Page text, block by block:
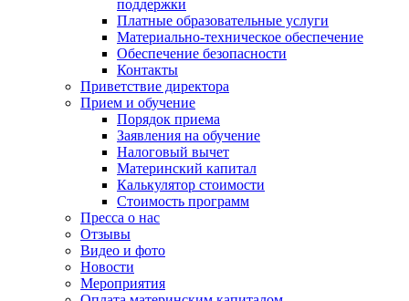
поддержки
Платные образовательные услуги
Материально-техническое обеспечение
Обеспечение безопасности
Контакты
Приветствие директора
Прием и обучение
Порядок приема
Заявления на обучение
Налоговый вычет
Материнский капитал
Калькулятор стоимости
Стоимость программ
Пресса о нас
Отзывы
Видео и фото
Новости
Мероприятия